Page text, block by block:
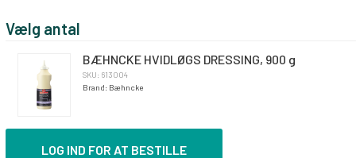
Vælg antal
BÆHNCKE HVIDLØGS DRESSING, 900 g
SKU: 613004
Brand: Bæhncke
LOG IND FOR AT BESTILLE